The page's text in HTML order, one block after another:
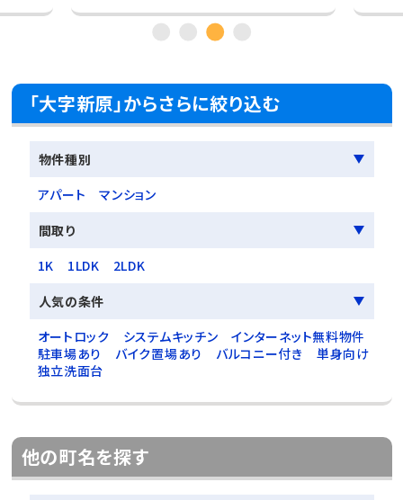
「大字新原」からさらに絞り込む
物件種別
アパート
マンション
間取り
1K
1LDK
2LDK
人気の条件
オートロック
システムキッチン
インターネット無料物件
駐車場あり
バイク置場あり バルコニー付き
単身向け
独立洗面台
他の町名を探す